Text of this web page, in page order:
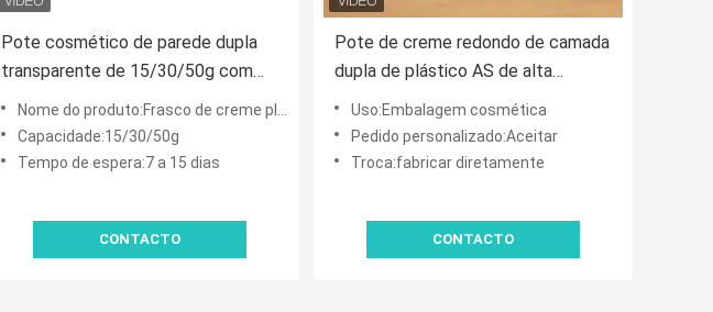
Pote cosmético de parede dupla
transparente de 15/30/50g com
colher higiênica embutida para
hidratante, máscara facial e
cuidados com a pele
Nome do produto:Frasco de creme plástico
Capacidade:15/30/50g
Tempo de espera:7 a 15 dias
CONTACTO
Pote de creme redondo de camada
dupla de plástico AS de alta
qualidade 15g 30g 50g
Uso:Embalagem cosmética
Pedido personalizado:Aceitar
Troca:fabricar diretamente
CONTACTO